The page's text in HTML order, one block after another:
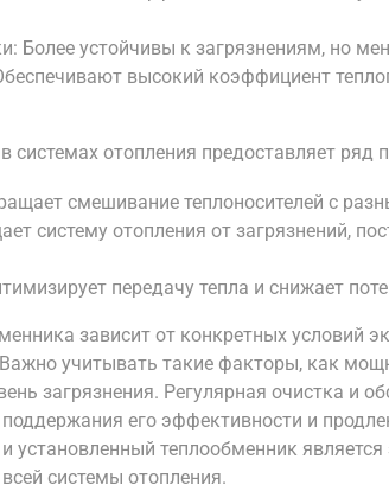
Более устойчивы к загрязнениям, но
высокий коэффициент
системах отопления предоставляет ряд
смешивание теплоносителей с
систему отопления от загрязнений,
передачу тепла и снижает
зависит от конкретных условий
учитывать такие факторы, как
загрязнения. Регулярная очистка и
его эффективности и
теплообменник является
системы отопления.